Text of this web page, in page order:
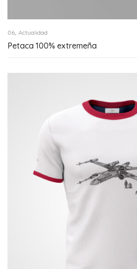
06, Actualidad
Petaca 100% extremeña